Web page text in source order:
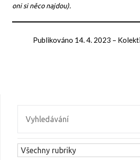
oni si něco najdou).
Publikováno 14. 4. 2023 –